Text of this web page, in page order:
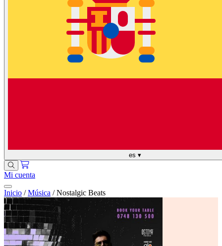
es ▾
Mi cuenta
Inicio / Música / Nostalgic Beats